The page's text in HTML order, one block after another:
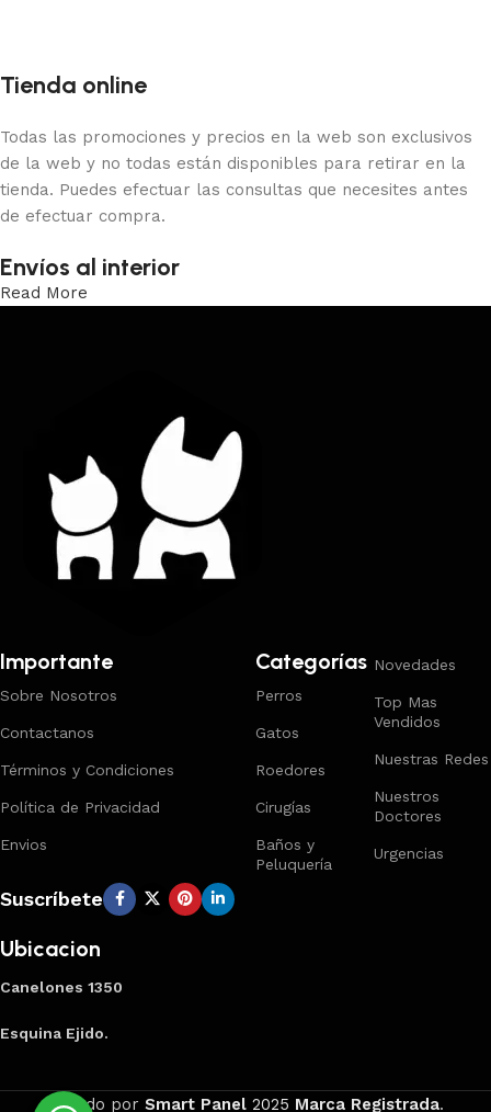
Tienda online
Todas las promociones y precios en la web son exclusivos
de la web y no todas están disponibles para retirar en la
tienda. Puedes efectuar las consultas que necesites antes
de efectuar compra.
Envíos al interior
Read More
Importante
Sobre Nosotros
Contactanos
Términos y Condiciones
Política de Privacidad
Envios
Categorías
Perros
Gatos
Roedores
Cirugías
Baños y
Peluquería
Novedades
Top Mas
Vendidos
Nuestras Redes
Nuestros
Doctores
Urgencias
Suscríbete
Ubicacion
Canelones 1350
Esquina Ejido.
Creado por Smart Panel 2025 Marca Registrada.